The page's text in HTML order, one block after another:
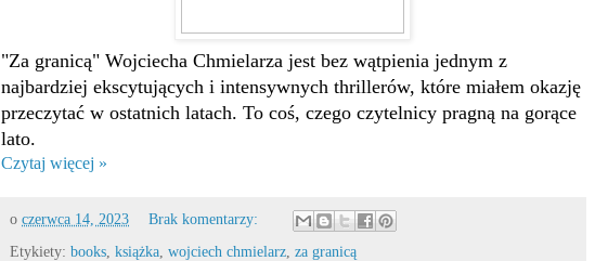
"Za granicą" Wojciecha Chmielarza jest bez wątpienia jednym z
najbardziej ekscytujących i intensywnych thrillerów, które miałem okazję
przeczytać w ostatnich latach. To coś, czego czytelnicy pragną na gorące
lato.
Czytaj więcej »
o czerwca 14, 2023
Brak komentarzy:
Etykiety: books książka wojciech chmielarz za granicą